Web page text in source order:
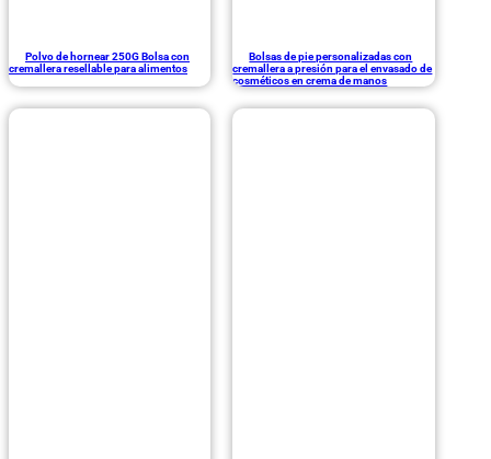
Polvo de hornear 250G Bolsa con
cremallera resellable para alimentos
Bolsas de pie personalizadas con
cremallera a presión para el envasado de
cosméticos en crema de manos